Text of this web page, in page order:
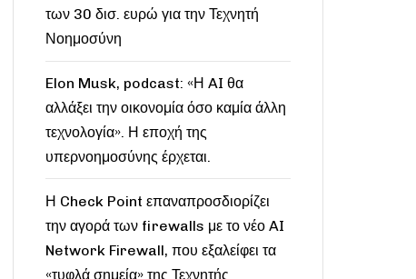
των 30 δισ. ευρώ για την Τεχνητή
Νοημοσύνη
Elon Musk, podcast: «Η AI θα
αλλάξει την οικονομία όσο καμία άλλη
τεχνολογία». Η εποχή της
υπερνοημοσύνης έρχεται.
Η Check Point επαναπροσδιορίζει
την αγορά των firewalls με το νέο AI
Network Firewall, που εξαλείφει τα
«τυφλά σημεία» της Τεχνητής